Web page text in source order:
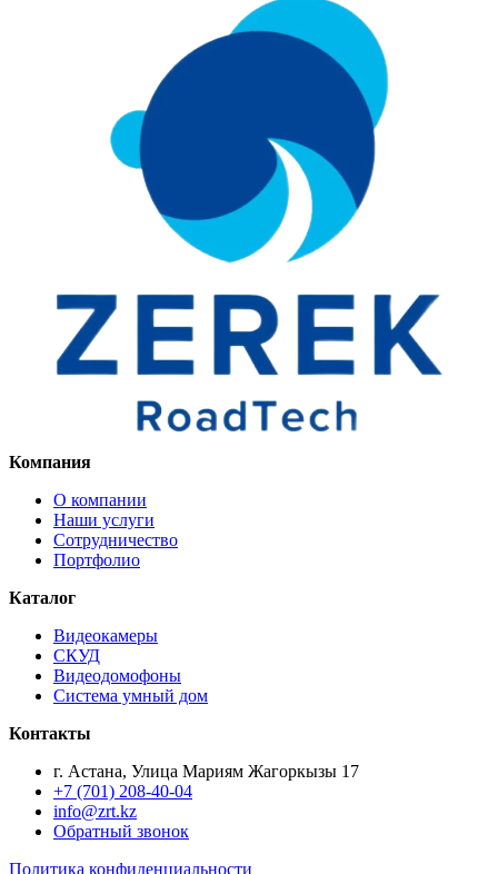
Компания
О компании
Наши услуги
Сотрудничество
Портфолио
Каталог
Видеокамеры
СКУД
Видеодомофоны
Система умный дом
Контакты
г. Астана, Улица Мариям Жагоркызы 17
+7 (701) 208-40-04
info@zrt.kz
Обратный звонок
Политика конфиденциальности